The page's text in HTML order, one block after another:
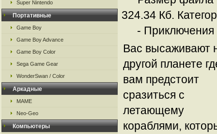
Super Nintendo
Портативные
Game Boy
Game Boy Advance
Game Boy Color
Sega Game Gear
WonderSwan / Color
Аркадные
MAME
Neo-Geo
Компьютеры
324.34 Кб.
- Приключения
Вас высаживают
другой планете
вам предстоит
сразиться с
летающему
кораблями,